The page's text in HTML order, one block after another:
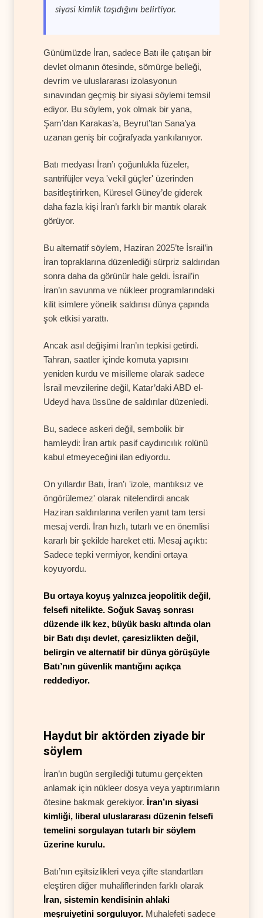
siyasi kimlik taşıdığını belirtiyor.
Günümüzde İran, sadece Batı ile çatışan bir
devlet olmanın ötesinde, sömürge belleği,
devrim ve uluslararası izolasyonun
sınavından geçmiş bir siyasi söylemi temsil
ediyor. Bu söylem, yok olmak bir yana,
Şam’dan Karakas’a, Beyrut’tan Sana’ya
uzanan geniş bir coğrafyada yankılanıyor.
Batı medyası İran’ı çoğunlukla füzeler,
santrifüjler veya 'vekil güçler' üzerinden
basitleştirirken, Küresel Güney’de giderek
daha fazla kişi İran’ı farklı bir mantık olarak
görüyor.
Bu alternatif söylem, Haziran 2025’te İsrail’in
İran topraklarına düzenlediği sürpriz saldırıdan
sonra daha da görünür hale geldi. İsrail’in
İran’ın savunma ve nükleer programlarındaki
kilit isimlere yönelik saldırısı dünya çapında
şok etkisi yarattı.
Ancak asıl değişimi İran’ın tepkisi getirdi.
Tahran, saatler içinde komuta yapısını
yeniden kurdu ve misilleme olarak sadece
İsrail mevzilerine değil, Katar’daki ABD el-
Udeyd hava üssüne de saldırılar düzenledi.
Bu, sadece askeri değil, sembolik bir
hamleydi: İran artık pasif caydırıcılık rolünü
kabul etmeyeceğini ilan ediyordu.
On yıllardır Batı, İran’ı 'izole, mantıksız ve
öngörülemez' olarak nitelendirdi ancak
Haziran saldırılarına verilen yanıt tam tersi
mesaj verdi. İran hızlı, tutarlı ve en önemlisi
kararlı bir şekilde hareket etti. Mesaj açıktı:
Sadece tepki vermiyor, kendini ortaya
koyuyordu.
Bu ortaya koyuş yalnızca jeopolitik değil,
felsefi nitelikte. Soğuk Savaş sonrası
düzende ilk kez, büyük baskı altında olan
bir Batı dışı devlet, çaresizlikten değil,
belirgin ve alternatif bir dünya görüşüyle
Batı’nın güvenlik mantığını açıkça
reddediyor.
Haydut bir aktörden ziyade bir
söylem
İran’ın bugün sergilediği tutumu gerçekten
anlamak için nükleer dosya veya yaptırımların
ötesine bakmak gerekiyor. İran’ın siyasi
kimliği, liberal uluslararası düzenin felsefi
temelini sorgulayan tutarlı bir söylem
üzerine kurulu.
Batı’nın eşitsizlikleri veya çifte standartları
eleştiren diğer muhaliflerinden farklı olarak
İran, sistemin kendisinin ahlaki
meşruiyetini sorguluyor. Muhalefeti sadece